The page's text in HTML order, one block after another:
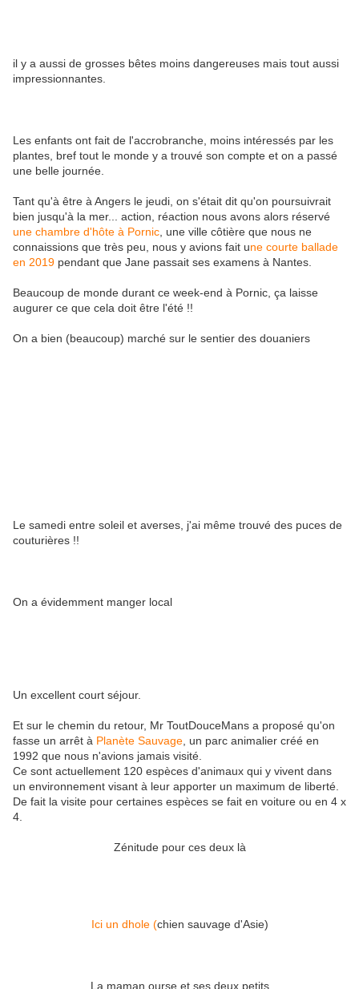
il y a aussi de grosses bêtes moins dangereuses mais tout aussi
impressionnantes.
Les enfants ont fait de l'accrobranche, moins intéressés par les
plantes, bref tout le monde y a trouvé son compte et on a passé
une belle journée.
Tant qu'à être à Angers le jeudi, on s'était dit qu'on poursuivrait
bien jusqu'à la mer... action, réaction nous avons alors réservé
une chambre d'hôte à Pornic , une ville côtière que nous ne
connaissions que très peu, nous y avions fait une courte ballade
en 2019 pendant que Jane passait ses examens à Nantes.
Beaucoup de monde durant ce week-end à Pornic, ça laisse
augurer ce que cela doit être l'été !!
On a bien (beaucoup) marché sur le sentier des douaniers
Le samedi entre soleil et averses, j'ai même trouvé des puces de
couturières !!
On a évidemment manger local
Un excellent court séjour.
Et sur le chemin du retour, Mr ToutDouceMans a proposé qu'on
fasse un arrêt à Planète Sauvage , un parc animalier créé en
1992 que nous n'avions jamais visité.
Ce sont actuellement 120 espèces d'animaux qui y vivent dans
un environnement visant à leur apporter un maximum de liberté.
De fait la visite pour certaines espèces se fait en voiture ou en 4 x
4.
Zénitude pour ces deux là
Ici un dhole (chien sauvage d'Asie)
La maman ourse et ses deux petits